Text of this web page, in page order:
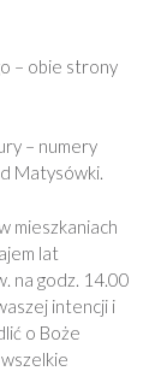
– obie strony
– numery
Matysówki.
mieszkaniach
lat
na godz. 14.00
intencji i
o Boże